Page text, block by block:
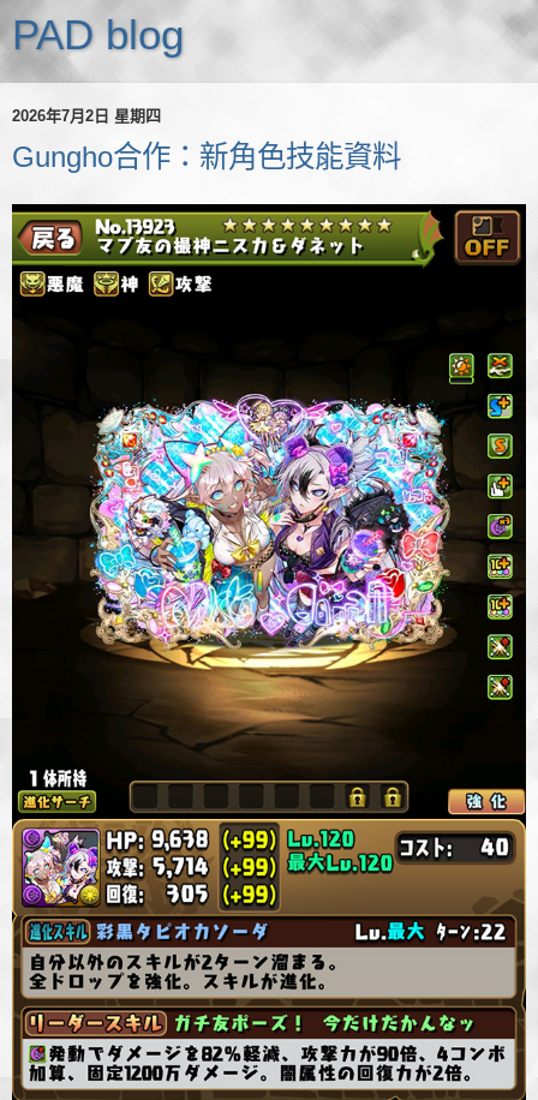
PAD blog
2026年7月2日 星期四
Gungho合作：新角色技能資料